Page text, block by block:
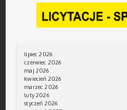
lipiec 2026
czerwiec 2026
maj 2026
kwiecień 2026
marzec 2026
luty 2026
styczeń 2026